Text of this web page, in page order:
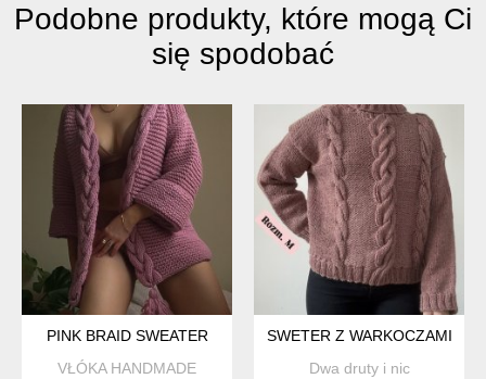
Podobne produkty, które mogą Ci
się spodobać
PINK BRAID SWEATER
VŁÓKA HANDMADE
SWETER Z WARKOCZAMI
Dwa druty i nic